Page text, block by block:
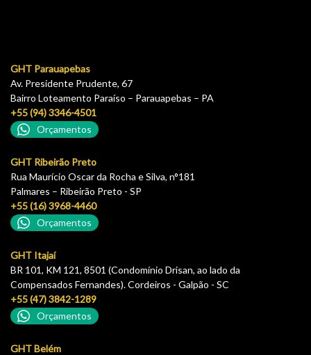
GHT Parauapebas
Av. Presidente Prudente, 67
Bairro Loteamento Paraíso – Parauapebas – PA
+55 (94) 3346-4501
Orçamentos
GHT Ribeirão Preto
Rua Maurício Oscar da Rocha e Silva, n°181
Palmares – Ribeirão Preto - SP
+55 (16) 3968-4460
Orçamentos
GHT Itajaí
BR 101, KM 121, 8501 (Condomínio Drisan, ao lado da
Compensados Fernandes). Cordeiros - Galpão - SC
+55 (47) 3842-1289
Orçamentos
GHT Belém